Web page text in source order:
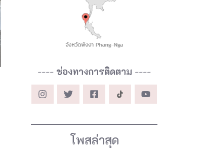
---- ช่องทางการติดตาม ----
โพสล่าสุด